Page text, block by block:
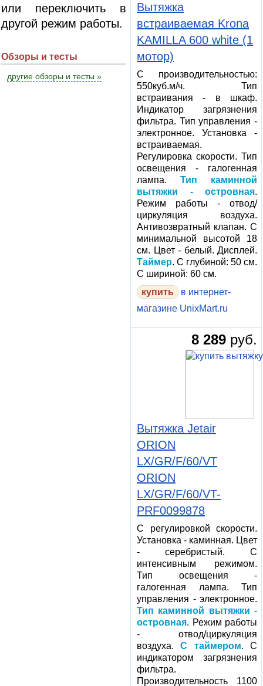
или переключить в
другой режим работы.
Обзоры и тесты
другие обзоры и тесты »
Вытяжка
встраиваемая Krona
KAMILLA 600 white (1
мотор)
С производительностью:
550куб.м/ч. Тип
встраивания - в шкаф.
Индикатор загрязнения
фильтра. Тип управления -
электронное. Установка -
встраиваемая.
Регулировка скорости. Тип
освещения - галогенная
лампа. Тип каминной
вытяжки - островная.
Режим работы - отвод/
циркуляция воздуха.
Антивозвратный клапан. С
минимальной высотой 18
см. Цвет - белый. Дисплей.
Таймер. С глубиной: 50 см.
С шириной: 60 см.
в интернет-
магазине UnixMart.ru
8 289 руб.
Вытяжка Jetair
ORION
LX/GR/F/60/VT
ORION
LX/GR/F/60/VT-
PRF0099878
С регулировкой скорости.
Установка - каминная. Цвет
- серебристый. С
интенсивным режимом.
Тип освещения -
галогенная лампа. Тип
управления - электронное.
Тип каминной вытяжки -
островная. Режим работы
- отвод/циркуляция
воздуха.С таймером. С
индикатором загрязнения
фильтра.
Производительность 1100